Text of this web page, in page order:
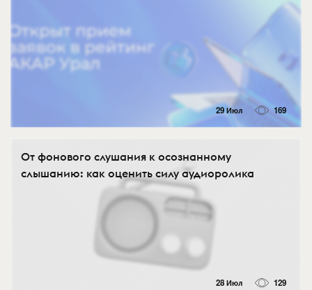
29 Июл 169
От фонового слушания к осознанному
слышанию: как оценить силу аудиоролика
28 Июл 129